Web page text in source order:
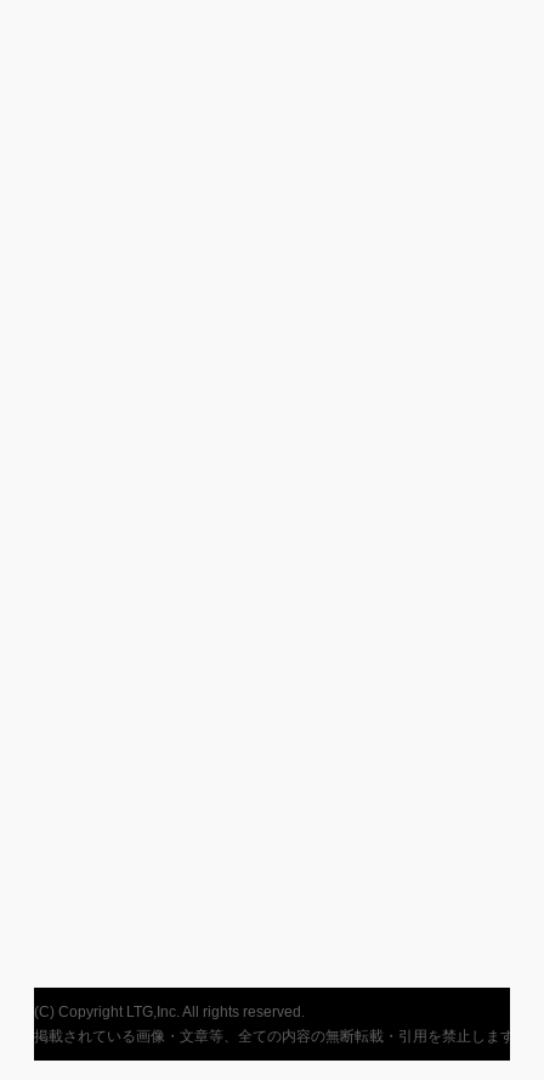
(C) Copyright LTG,Inc. All rights reserved.
掲載されている画像・文章等、全ての内容の無断転載・引用を禁止します。